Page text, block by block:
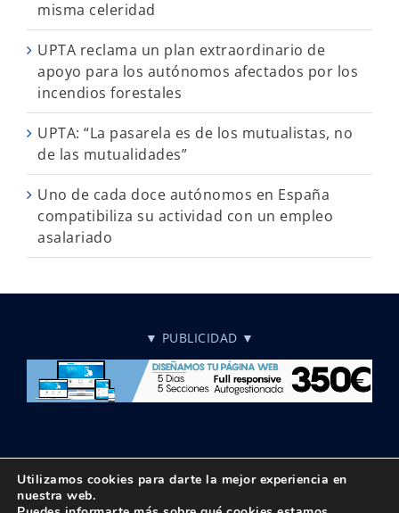
misma celeridad
UPTA reclama un plan extraordinario de
apoyo para los autónomos afectados por los
incendios forestales
UPTA: “La pasarela es de los mutualistas, no
de las mutualidades”
Uno de cada doce autónomos en España
compatibiliza su actividad con un empleo
asalariado
▼ PUBLICIDAD ▼
Utilizamos cookies para darte la mejor experiencia en
nuestra web.